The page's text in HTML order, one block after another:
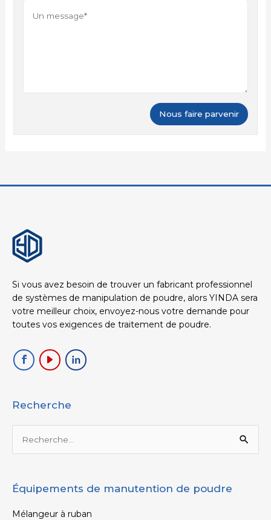
Si vous avez besoin de trouver un fabricant professionnel
de systèmes de manipulation de poudre, alors YINDA sera
votre meilleur choix, envoyez-nous votre demande pour
toutes vos exigences de traitement de poudre.
Recherche
Rechercher :
Équipements de manutention de poudre
Mélangeur à ruban